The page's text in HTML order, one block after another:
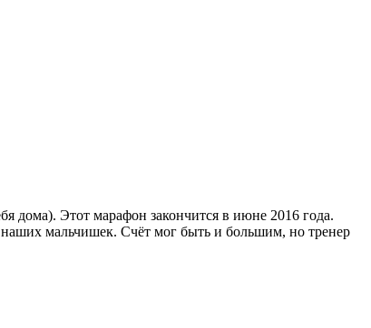
дома). Этот марафон закончится в июне 2016 года.
мальчишек. Счёт мог быть и большим, но тренер